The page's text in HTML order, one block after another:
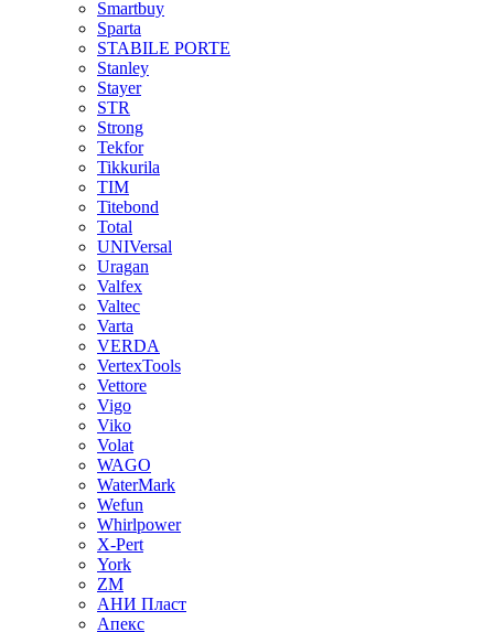
Smartbuy
Sparta
STABILE PORTE
Stanley
Stayer
STR
Strong
Tekfor
Tikkurila
TIM
Titebond
Total
UNIVersal
Uragan
Valfex
Valtec
Varta
VERDA
VertexTools
Vettore
Vigo
Viko
Volat
WAGO
WaterMark
Wefun
Whirlpower
X-Pert
York
ZM
АНИ Пласт
Апекс